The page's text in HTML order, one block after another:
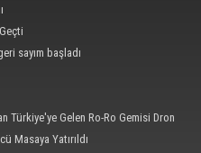
sayım başladı
Türkiye'ye Gelen Ro-Ro Gemisi Dron
Masaya Yatırıldı